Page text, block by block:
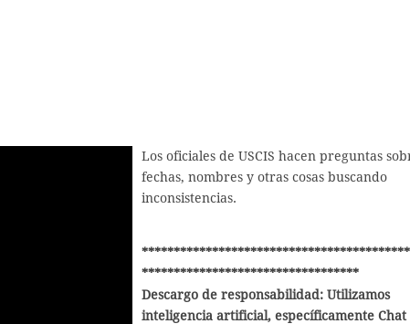
Los oficiales de USCIS hacen preguntas
fechas, nombres y otras cosas buscando
inconsistencias.
**********************************
Descargo de responsabilidad: Utilizamos
inteligencia artificial, específicamente Chat